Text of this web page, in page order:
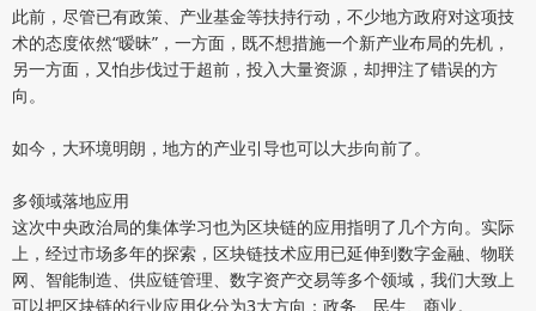
此前，尽管已有政策、产业基金等扶持行动，不少地方政府对这项技
术的态度依然“暧昧”，一方面，既不想措施一个新产业布局的先机，
另一方面，又怕步伐过于超前，投入大量资源，却押注了错误的方
向。
如今，大环境明朗，地方的产业引导也可以大步向前了。
多领域落地应用
这次中央政治局的集体学习也为区块链的应用指明了几个方向。实际
上，经过市场多年的探索，区块链技术应用已延伸到数字金融、物联
网、智能制造、供应链管理、数字资产交易等多个领域，我们大致上
可以把区块链的行业应用化分为3大方向：政务、民生、商业。